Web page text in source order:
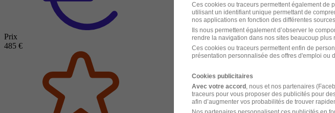
Prix
485 €
Ces cookies ou traceurs permettent également de
utilisant un identifiant unique permettant de
nos applications en fonction des différentes
Ils nous permettent également d’observer le
rendre la navigation dans nos sites beaucoup plus
Ces cookies ou traceurs permettent enfin de
présentation personnalisée des offres d'emploi ou
Cookies publicitaires
Avec votre accord, nous et nos partenaires
traceurs pour vous proposer des publicités pour
afin d’augmenter vos probabilités de trouver